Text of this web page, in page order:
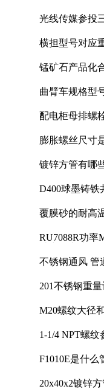
光线传媒参投
横担型号对应
锰矿石产品化
曲臂车规格型
配电柜母排螺
膨胀螺丝尺寸
镀锌方管有哪
D400球墨铸铁
覆膜砂的耐高
RU7088R功率
不锈钢通风 管
201不锈钢重
M20螺纹大径
1-1/4 NPT螺
F1010E是什么
20x40x2镀锌